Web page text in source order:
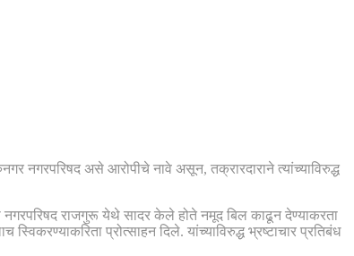
नगरपरिषद असे आरोपीचे नावे असून, तक्रारदाराने त्यांच्याविरुद्ध
नगरपरिषद राजगुरू येथे सादर केले होते नमूद बिल काढून देण्याकरता
प्रोत्साहन दिले. यांच्याविरुद्ध भ्रष्टाचार प्रतिबंध